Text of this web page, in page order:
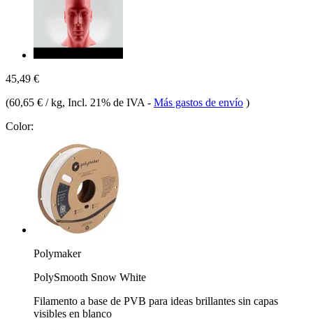
45,49 €
(60,65 € / kg, Incl. 21% de IVA - Más gastos de envío )
Color:
Polymaker
PolySmooth Snow White
Filamento a base de PVB para ideas brillantes sin capas
visibles en blanco